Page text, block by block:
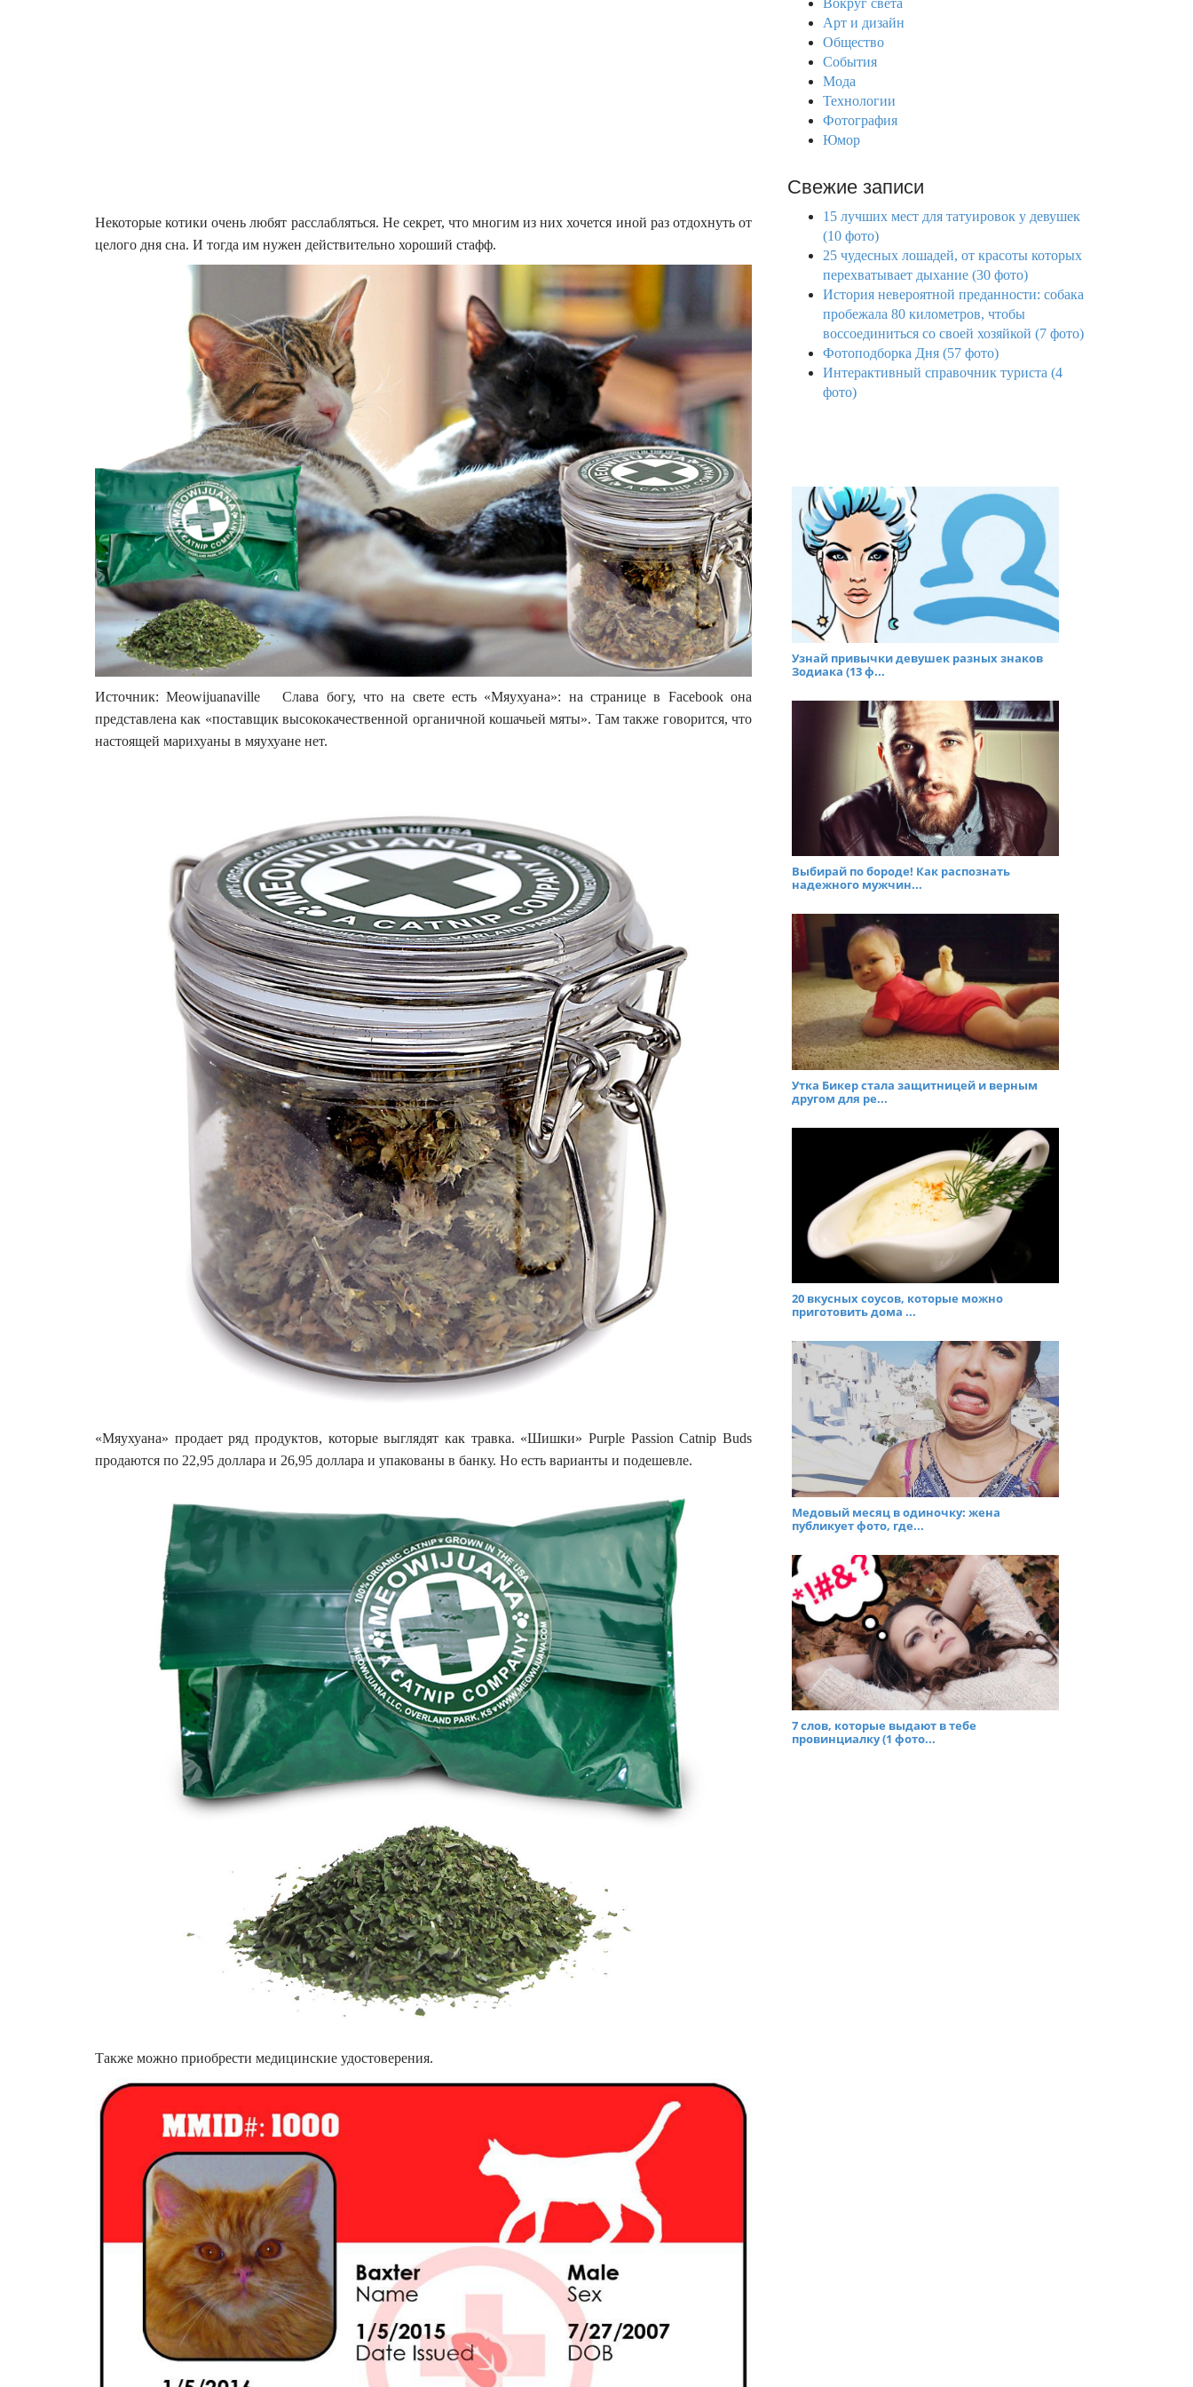
Некоторые котики очень любят расслабляться. Не секрет, что многим из них хочется иной раз отдохнуть от
целого дня сна. И тогда им нужен действительно хороший стафф.
Источник: Meowijuanaville Слава богу, что на свете есть «Мяухуана»: на странице в Facebook она
представлена как «поставщик высококачественной органичной кошачьей мяты». Там также говорится, что
настоящей марихуаны в мяухуане нет.
«Мяухуана» продает ряд продуктов, которые выглядят как травка. «Шишки» Purple Passion Catnip Buds
продаются по 22,95 доллара и 26,95 доллара и упакованы в банку. Но есть варианты и подешевле.
Также можно приобрести медицинские удостоверения.
Вокруг света
Арт и дизайн
Общество
События
Мода
Технологии
Фотография
Юмор
Свежие записи
15 лучших мест для татуировок у девушек
(10 фото)
25 чудесных лошадей, от красоты которых
перехватывает дыхание (30 фото)
История невероятной преданности: собака
пробежала 80 километров, чтобы
воссоединиться со своей хозяйкой (7 фото)
Фотоподборка Дня (57 фото)
Интерактивный справочник туриста (4
фото)
Узнай привычки девушек разных знаков
Зодиака (13 ф...
Выбирай по бороде! Как распознать
надежного мужчин...
Утка Бикер стала защитницей и верным
другом для ре...
20 вкусных соусов, которые можно
приготовить дома ...
Медовый месяц в одиночку: жена
публикует фото, где...
7 слов, которые выдают в тебе
провинциалку (1 фото...